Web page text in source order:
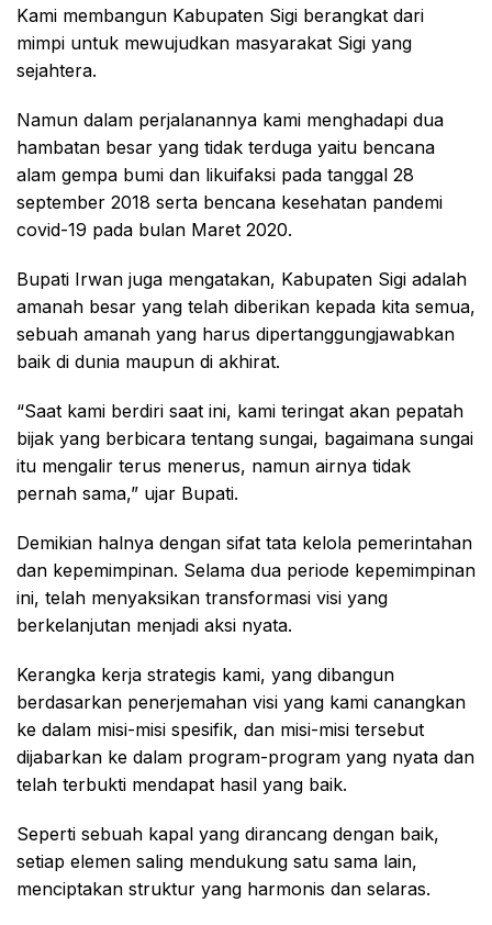
Kami membangun Kabupaten Sigi berangkat dari
mimpi untuk mewujudkan masyarakat Sigi yang
sejahtera.
Namun dalam perjalanannya kami menghadapi dua
hambatan besar yang tidak terduga yaitu bencana
alam gempa bumi dan likuifaksi pada tanggal 28
september 2018 serta bencana kesehatan pandemi
covid-19 pada bulan Maret 2020.
Bupati Irwan juga mengatakan, Kabupaten Sigi adalah
amanah besar yang telah diberikan kepada kita semua,
sebuah amanah yang harus dipertanggungjawabkan
baik di dunia maupun di akhirat.
“Saat kami berdiri saat ini, kami teringat akan pepatah
bijak yang berbicara tentang sungai, bagaimana sungai
itu mengalir terus menerus, namun airnya tidak
pernah sama,” ujar Bupati.
Demikian halnya dengan sifat tata kelola pemerintahan
dan kepemimpinan. Selama dua periode kepemimpinan
ini, telah menyaksikan transformasi visi yang
berkelanjutan menjadi aksi nyata.
Kerangka kerja strategis kami, yang dibangun
berdasarkan penerjemahan visi yang kami canangkan
ke dalam misi-misi spesifik, dan misi-misi tersebut
dijabarkan ke dalam program-program yang nyata dan
telah terbukti mendapat hasil yang baik.
Seperti sebuah kapal yang dirancang dengan baik,
setiap elemen saling mendukung satu sama lain,
menciptakan struktur yang harmonis dan selaras.